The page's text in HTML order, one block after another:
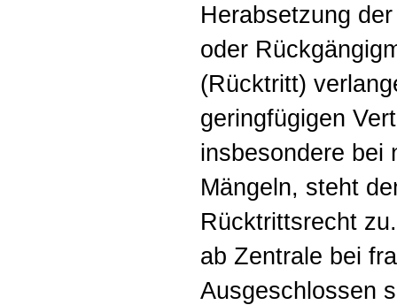
Herabsetzung
oder
(Rücktritt)
geringfügigen
insbesondere bei
Mängeln, steht
Rücktrittsrecht
ab Zentrale bei
Ausgeschlossen